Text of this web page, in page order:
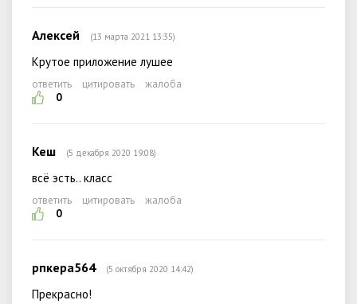
Алексей (13 марта 2021 13:35)
Крутое приложение лушее
ответить цитировать
жалоба
0
Кеш (5 декабря 2020 19:08)
всё эсть.. класс
ответить цитировать
жалоба
0
рпкера564 (5 октября 2020 14:42)
Прекрасно!